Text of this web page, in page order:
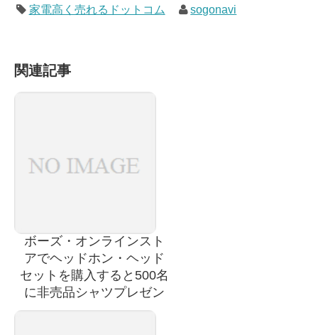
家電高く売れるドットコム sogonavi
関連記事
ボーズ・オンラインスト
アでヘッドホン・ヘッド
セットを購入すると500名
に非売品シャツプレゼン
ト